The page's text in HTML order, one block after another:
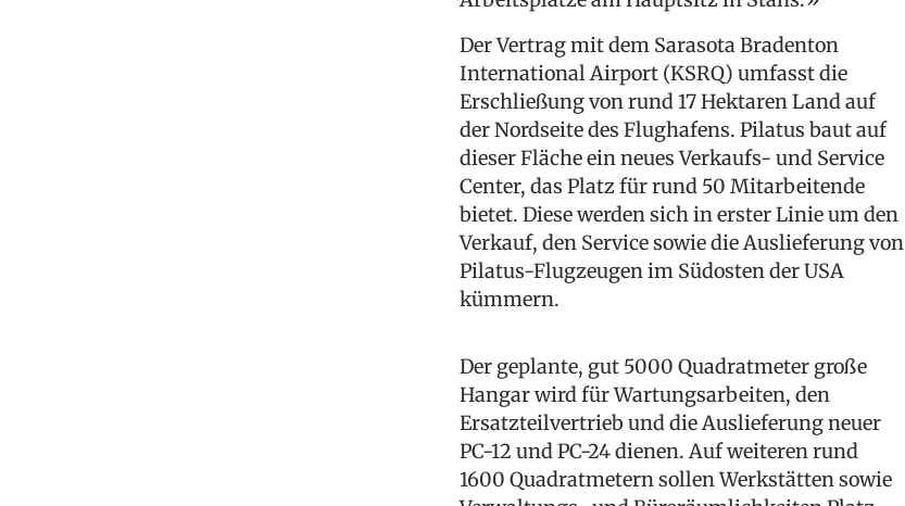
Der Vertrag mit dem Sarasota Bradenton
International Airport (KSRQ) umfasst die
Erschließung von rund 17 Hektaren Land auf
der Nordseite des Flughafens. Pilatus baut auf
dieser Fläche ein neues Verkaufs- und Service
Center, das Platz für rund 50 Mitarbeitende
bietet. Diese werden sich in erster Linie um den
Verkauf, den Service sowie die Auslieferung von
Pilatus-Flugzeugen im Südosten der USA
kümmern.
Der geplante, gut 5000 Quadratmeter große
Hangar wird für Wartungsarbeiten, den
Ersatzteilvertrieb und die Auslieferung neuer
PC-12 und PC-24 dienen. Auf weiteren rund
1600 Quadratmetern sollen Werkstätten sowie